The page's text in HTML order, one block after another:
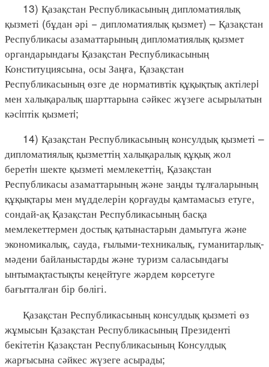
13) Қазақстан Республикасының дипломатиялық
қызметі (бұдан әрі − дипломатиялық қызмет) – Қазақстан
Республикасы азаматтарының дипломатиялық қызмет
органдарындағы Қазақстан Республикасының
Конституциясына, осы Заңға, Қазақстан
Республикасының өзге де нормативтік құқықтық актілерi
мен халықаралық шарттарына сәйкес жүзеге асырылатын
кәсiптік қызметi;
14) Қазақстан Республикасының консулдық қызметі –
дипломатиялық қызметтің халықаралық құқық жол
беретiн шекте қызметі мемлекеттің, Қазақстан
Республикасы азаматтарының және заңды тұлғаларының
құқықтары мен мүдделерін қорғауды қамтамасыз етуге,
сондай-ақ Қазақстан Республикасының басқа
мемлекеттермен достық қатынастарын дамытуға және
экономикалық, сауда, ғылыми-техникалық, гуманитарлық-
мәдени байланыстарды және туризм саласындағы
ынтымақтастықты кеңейтуге жәрдем көрсетуге
бағытталған бір бөлігі.
Қазақстан Республикасының консулдық қызметі өз
жұмысын Қазақстан Республикасының Президенті
бекітетін Қазақстан Республикасының Консулдық
жарғысына сәйкес жүзеге асырады;